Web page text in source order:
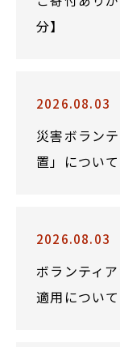
分】
2026.08.03
災害ボラン
置」について
2026.08.03
ボランティ
適用について